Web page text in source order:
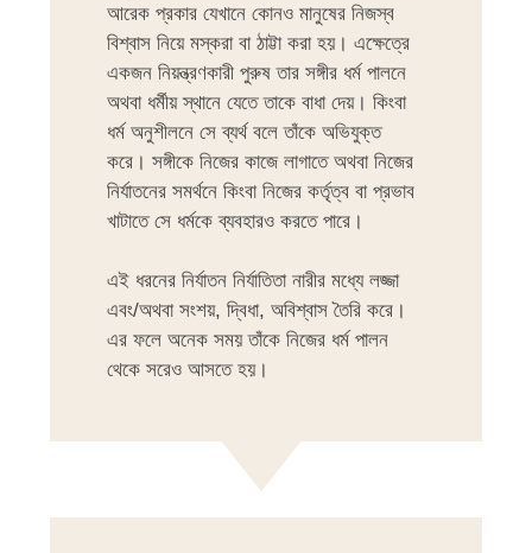
আরেক প্রকার যেখানে কোনও মানুষের নিজস্ব
বিশ্বাস নিয়ে মস্করা বা ঠাট্টা করা হয়। এক্ষেত্রে
একজন নিয়ন্ত্রণকারী পুরুষ তার সঙ্গীর ধর্ম পালনে
অথবা ধর্মীয় স্থানে যেতে তাকে বাধা দেয়। কিংবা
ধর্ম অনুশীলনে সে ব্যর্থ বলে তাঁকে অভিযুক্ত
করে। সঙ্গীকে নিজের কাজে লাগাতে অথবা নিজের
নির্যাতনের সমর্থনে কিংবা নিজের কর্তৃত্ব বা প্রভাব
খাটাতে সে ধর্মকে ব্যবহারও করতে পারে।
এই ধরনের নির্যাতন নির্যাতিতা নারীর মধ্যে লজ্জা
এবং/অথবা সংশয়, দ্বিধা, অবিশ্বাস তৈরি করে।
এর ফলে অনেক সময় তাঁকে নিজের ধর্ম পালন
থেকে সরেও আসতে হয়।